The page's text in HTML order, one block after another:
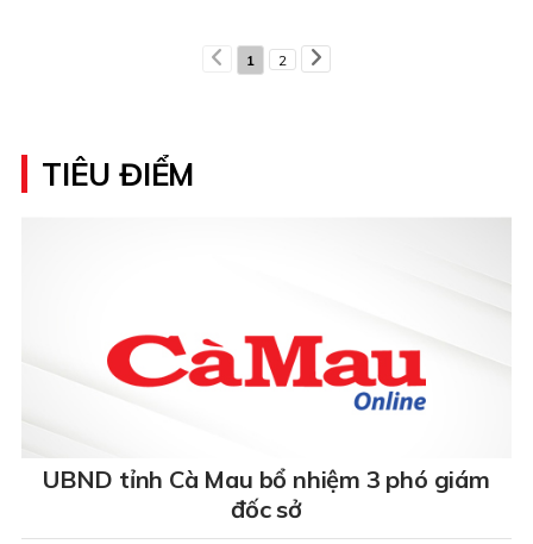
1 2
TIÊU ĐIỂM
UBND tỉnh Cà Mau bổ nhiệm 3 phó giám
đốc sở